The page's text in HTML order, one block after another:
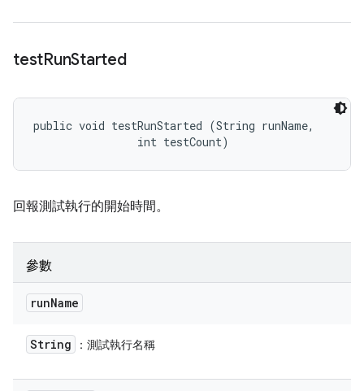
testRunStarted
public void testRunStarted (String runName,
                int testCount)
回報測試執行的開始時間。
參數
runName
String ：測試執行名稱